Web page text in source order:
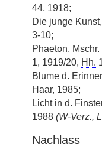
44, 1918;
Die junge Kunst,
3-10;
Phaeton, Mschr.
1, 1919/20, Hh.
Blume d.
Haar, 1985;
Licht in d.
1988 (W-Verz., L
Nachlass